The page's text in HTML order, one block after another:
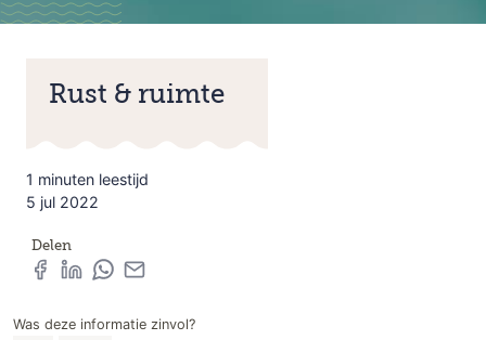
Rust & ruimte
1 minuten leestijd
5 jul 2022
Delen
Was deze informatie zinvol?